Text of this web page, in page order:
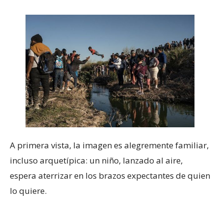
A primera vista, la imagen es alegremente familiar,
incluso arquetípica: un niño, lanzado al aire,
espera aterrizar en los brazos expectantes de quien
lo quiere.